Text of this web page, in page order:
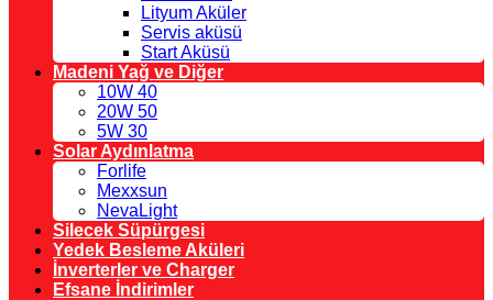
Lityum Aküler
Servis aküsü
Start Aküsü
Madeni Yağ ve Diğer
10W 40
20W 50
5W 30
Solar Aydınlatma
Forlife
Mexxsun
NevaLight
Silecek Süpürgesi
Yedek Besleme Aküleri
İnverterler ve Charger
Efsane İndirimler